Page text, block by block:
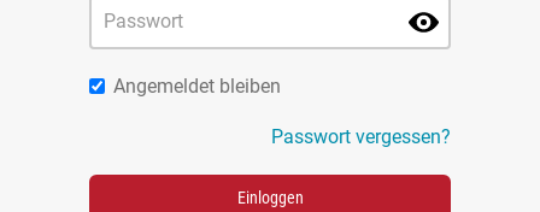
Angemeldet bleiben
Passwort vergessen?
Einloggen